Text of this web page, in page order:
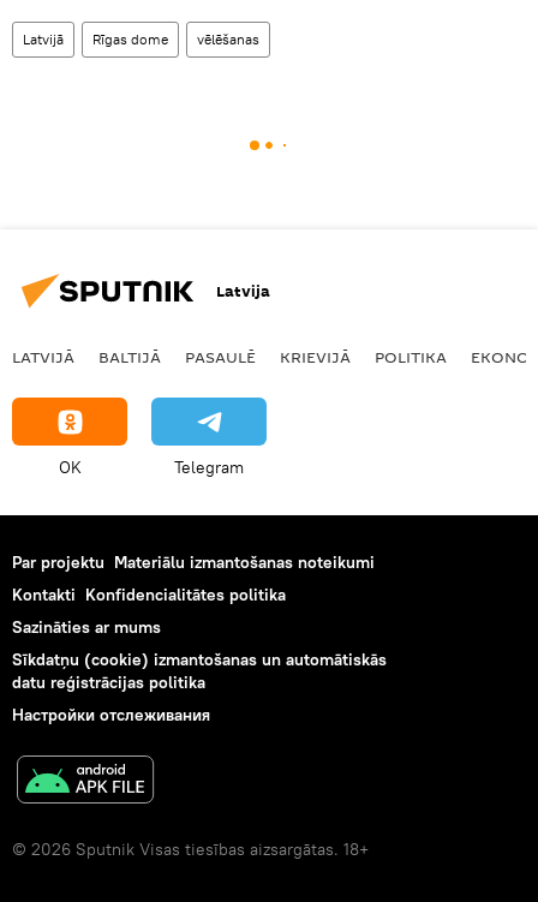
Latvijā Rīgas dome vēlēšanas
Latvija
LATVIJĀ BALTIJĀ PASAULĒ KRIEVIJĀ POLITIKA
OK Telegram
Par projektu Materiālu izmantošanas noteikumi
Kontakti Konfidencialitātes politika
Sazināties ar mums
Sīkdatņu (cookie) izmantošanas un automātiskās
datu reģistrācijas politika
Настройки отслеживания
© 2026 Sputnik Visas tiesības aizsargātas. 18+